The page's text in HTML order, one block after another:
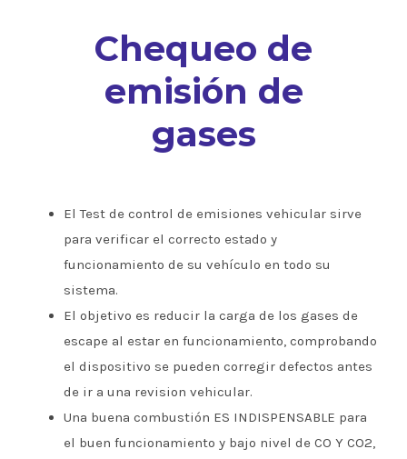
Chequeo de
emisión de
gases
El Test de control de emisiones vehicular sirve
para verificar el correcto estado y
funcionamiento de su vehículo en todo su
sistema.
El objetivo es reducir la carga de los gases de
escape al estar en funcionamiento, comprobando
el dispositivo se pueden corregir defectos antes
de ir a una revision vehicular.
Una buena combustión ES INDISPENSABLE para
el buen funcionamiento y bajo nivel de CO Y CO2,